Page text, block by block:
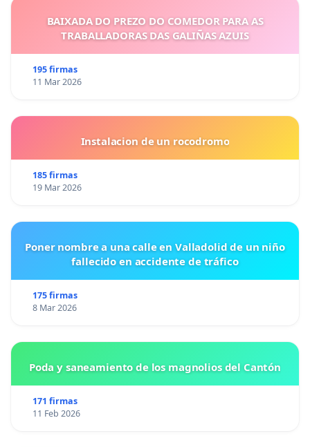
BAIXADA DO PREZO DO COMEDOR PARA AS
TRABALLADORAS DAS GALIÑAS AZUIS
195 firmas
11 Mar 2026
Instalacion de un rocodromo
185 firmas
19 Mar 2026
Poner nombre a una calle en Valladolid de un niño
fallecido en accidente de tráfico
175 firmas
8 Mar 2026
Poda y saneamiento de los magnolios del Cantón
171 firmas
11 Feb 2026